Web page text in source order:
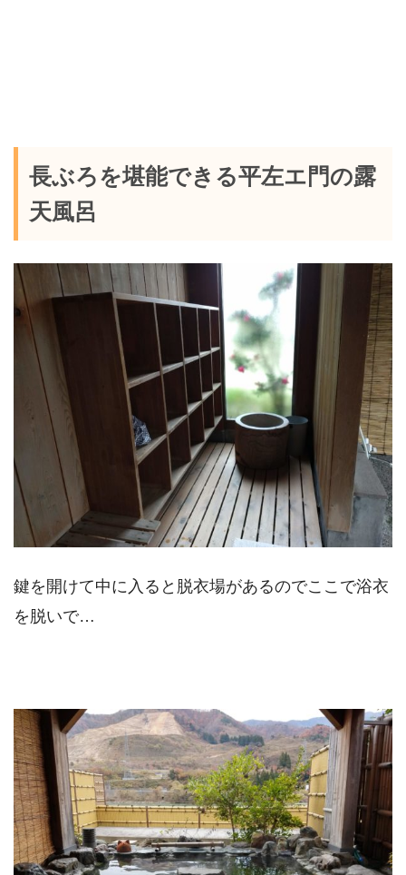
長ぶろを堪能できる平左エ門の露
天風呂
鍵を開けて中に入ると脱衣場があるのでここで浴衣
を脱いで…